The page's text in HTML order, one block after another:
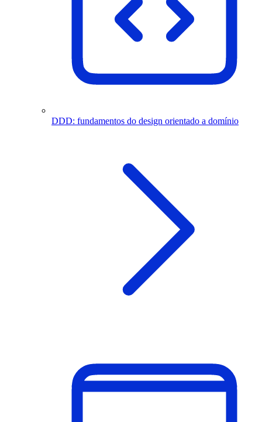
DDD: fundamentos do design orientado a domínio